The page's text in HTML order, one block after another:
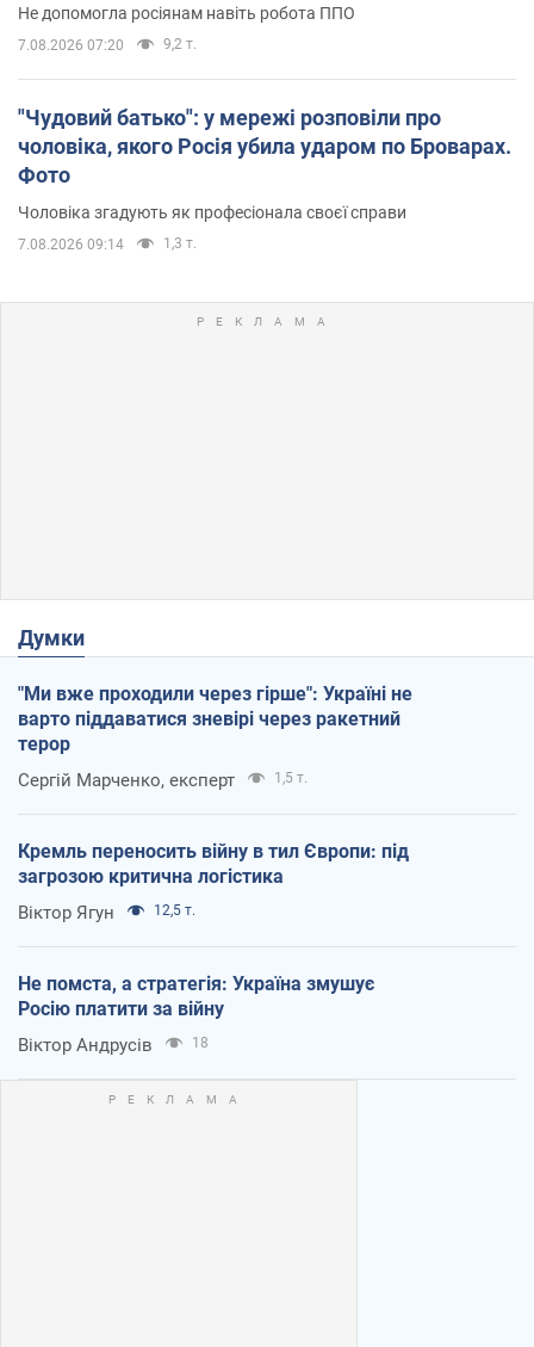
Не допомогла росіянам навіть робота ППО
7.08.2026 07:20 9,2 т.
"Чудовий батько": у мережі розповіли про
чоловіка, якого Росія убила ударом по Броварах.
Фото
Чоловіка згадують як професіонала своєї справи
7.08.2026 09:14 1,3 т.
Думки
"Ми вже проходили через гірше": Україні не
варто піддаватися зневірі через ракетний
терор
Сергій Марченко, експерт 1,5 т.
Кремль переносить війну в тил Європи: під
загрозою критична логістика
Віктор Ягун 12,5 т.
Не помста, а стратегія: Україна змушує
Росію платити за війну
Віктор Андрусів 18